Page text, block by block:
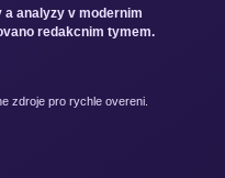
analyzy v modernim
redakcnim tymem.
zdroje pro rychle overeni.